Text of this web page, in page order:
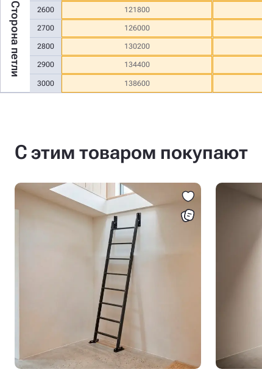
Сторона петли 2600
2700
2800
2900
3000
121800
126000
130200
134400
138600
С этим товаром покупают